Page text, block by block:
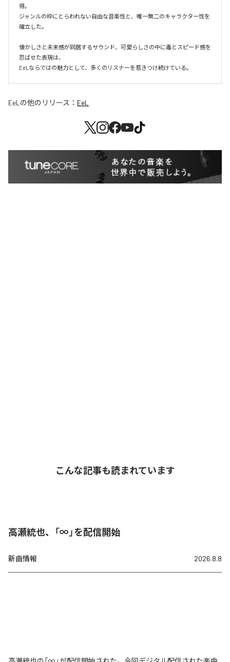
得。
ジャンルの枠にとらわれない自由な音楽性と、唯一無二のキャラクター性を
確立した。
懐かしさと未来感が同居するサウンド、可愛らしさの中に毒とスピード感を
忍ばせた表現は、
EeLならではの魅力として、多くのリスナーを惹きつけ続けている。
EeL の他のリリース： EeL
こんな記事も読まれています
高瀬統也、「∞」を配信開始
新曲情報 2026.8.8